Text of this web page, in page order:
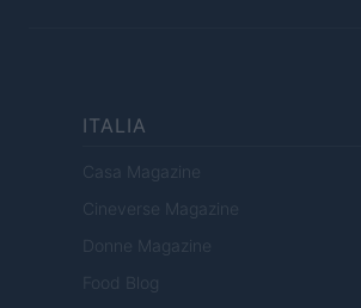
ITALIA
Casa Magazine
Cineverse Magazine
Donne Magazine
Food Blog